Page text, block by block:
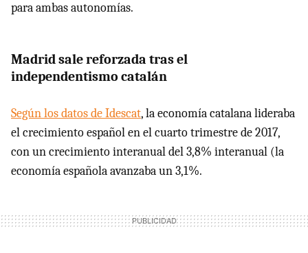
para ambas autonomías.
Madrid sale reforzada tras el
independentismo catalán
Según los datos de Idescat, la economía catalana lideraba
el crecimiento español en el cuarto trimestre de 2017,
con un crecimiento interanual del 3,8% interanual (la
economía española avanzaba un 3,1%.